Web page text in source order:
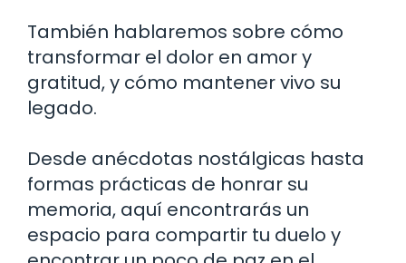
También hablaremos sobre cómo
transformar el dolor en amor y
gratitud, y cómo mantener vivo su
legado.
Desde anécdotas nostálgicas hasta
formas prácticas de honrar su
memoria, aquí encontrarás un
espacio para compartir tu duelo y